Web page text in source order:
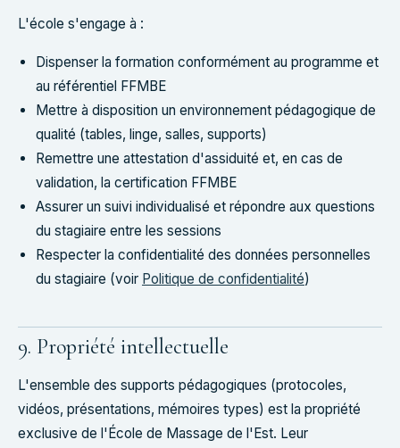
L'école s'engage à :
Dispenser la formation conformément au programme et
au référentiel FFMBE
Mettre à disposition un environnement pédagogique de
qualité (tables, linge, salles, supports)
Remettre une attestation d'assiduité et, en cas de
validation, la certification FFMBE
Assurer un suivi individualisé et répondre aux questions
du stagiaire entre les sessions
Respecter la confidentialité des données personnelles
du stagiaire (voir Politique de confidentialité)
9. Propriété intellectuelle
L'ensemble des supports pédagogiques (protocoles,
vidéos, présentations, mémoires types) est la propriété
exclusive de l'École de Massage de l'Est. Leur